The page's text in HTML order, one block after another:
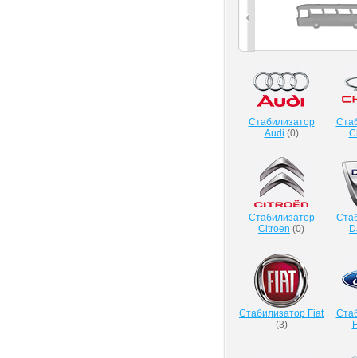
Стабилизатор
Audi (0)
Стабилизатор
Citroen (0)
Стабилизатор Fiat
(3)